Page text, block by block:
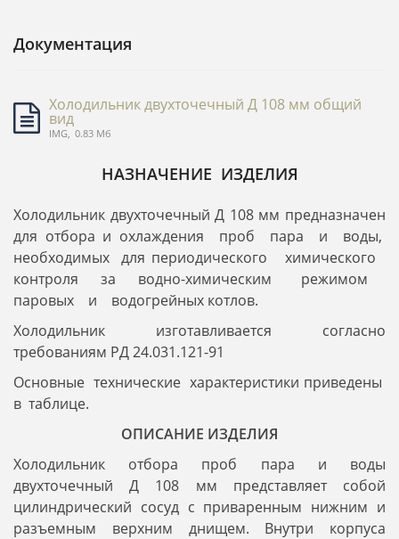
Документация
Холодильник двухточечный Д 108 мм общий
вид
IMG, 0.83 Мб
НАЗНАЧЕНИЕ ИЗДЕЛИЯ
Холодильник двухточечный Д 108 мм предназначен
для отбора и охлаждения проб пара и воды,
необходимых для периодического химического
контроля за водно-химическим режимом
паровых и водогрейных котлов.
Холодильник изготавливается согласно
требованиям РД 24.031.121-91
Основные технические характеристики приведены
в таблице.
ОПИСАНИЕ ИЗДЕЛИЯ
Холодильник отбора проб пара и воды
двухточечный Д 108 мм представляет собой
цилиндрический сосуд с приваренным нижним и
разъемным верхним днищем. Внутри корпуса